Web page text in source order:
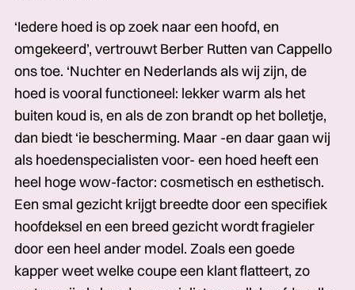
‘Iedere hoed is op zoek naar een hoofd, en
omgekeerd’, vertrouwt Berber Rutten van Cappello
ons toe. ‘Nuchter en Nederlands als wij zijn, de
hoed is vooral functioneel: lekker warm als het
buiten koud is, en als de zon brandt op het bolletje,
dan biedt ‘ie bescherming. Maar -en daar gaan wij
als hoedenspecialisten voor- een hoed heeft een
heel hoge wow-factor: cosmetisch en esthetisch.
Een smal gezicht krijgt breedte door een specifiek
hoofdeksel en een breed gezicht wordt fragieler
door een heel ander model. Zoals een goede
kapper weet welke coupe een klant flatteert, zo